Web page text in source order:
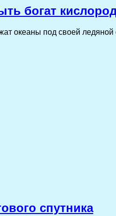
богат
океаны под своей
спутника